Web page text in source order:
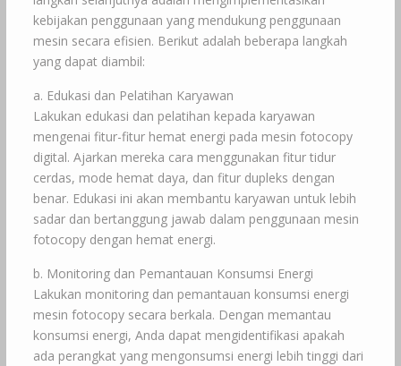
kebijakan penggunaan yang mendukung penggunaan
mesin secara efisien. Berikut adalah beberapa langkah
yang dapat diambil:
a. Edukasi dan Pelatihan Karyawan
Lakukan edukasi dan pelatihan kepada karyawan
mengenai fitur-fitur hemat energi pada mesin fotocopy
digital. Ajarkan mereka cara menggunakan fitur tidur
cerdas, mode hemat daya, dan fitur dupleks dengan
benar. Edukasi ini akan membantu karyawan untuk lebih
sadar dan bertanggung jawab dalam penggunaan mesin
fotocopy dengan hemat energi.
b. Monitoring dan Pemantauan Konsumsi Energi
Lakukan monitoring dan pemantauan konsumsi energi
mesin fotocopy secara berkala. Dengan memantau
konsumsi energi, Anda dapat mengidentifikasi apakah
ada perangkat yang mengonsumsi energi lebih tinggi dari